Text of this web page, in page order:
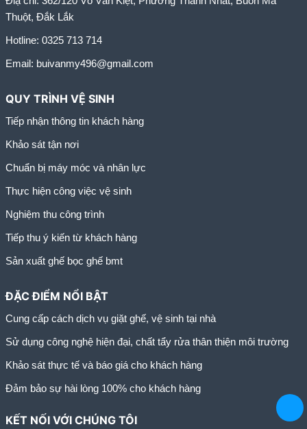
Thuột, Đắk Lắk
Hotline: 0325 713 714
Email: buivanmy496@gmail.com
QUY TRÌNH VỆ SINH
Tiếp nhận thông tin khách hàng
Khảo sát tận nơi
Chuẩn bị máy móc và nhân lực
Thực hiện công việc vệ sinh
Nghiệm thu công trình
Tiếp thu ý kiến từ khách hàng
Sản xuất ghế bọc ghế bmt
ĐẶC ĐIỂM NỔI BẬT
Cung cấp cách dịch vụ giặt ghế, vệ sinh tại nhà
Sử dụng công nghệ hiện đại, chất tẩy rửa thân thiện môi trường
Khảo sát thực tế và báo giá cho khách hàng
Đảm bảo sự hài lòng 100% cho khách hàng
KẾT NỐI VỚI CHÚNG TÔI